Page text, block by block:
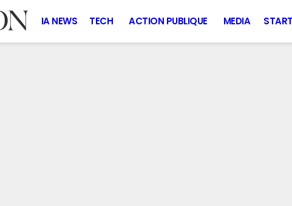
IA NEWS TECH ACTION PUBLIQUE MEDIA